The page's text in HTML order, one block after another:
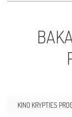
KINO KRYPTIES